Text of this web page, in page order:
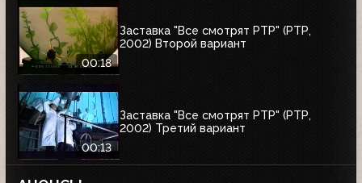
00:18
Заставка "Все смотрят РТР" (РТР,
2002) Второй вариант
00:13
Заставка "Все смотрят РТР" (РТР,
2002) Третий вариант